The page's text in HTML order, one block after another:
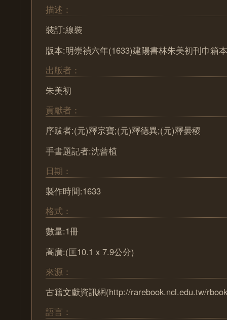
描述：
裝訂:線裝
版本:明崇禎六年(1633)建陽書林朱美初刊巾箱
出版者：
朱美初
貢獻者：
序跋者:(元)釋宗寶;(元)釋德異;(元)釋曇稷
手書題記者:沈曾植
日期：
製作時間:1633
格式：
數量:1冊
高廣:(匡10.1 x 7.9公分)
來源：
古籍文獻資訊網(http://rarebook.ncl.edu.tw/
語言：